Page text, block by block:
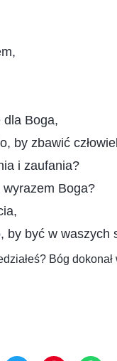
dla Boga,
by zbawić
i zaufania?
Boga?
by być w waszych
Bóg